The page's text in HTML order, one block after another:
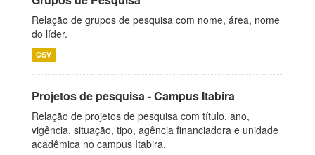
Relação de grupos de pesquisa com nome, área, nome
do líder.
CSV
Projetos de pesquisa - Campus Itabira
Relação de projetos de pesquisa com título, ano,
vigência, situação, tipo, agência financiadora e unidade
acadêmica no campus Itabira.